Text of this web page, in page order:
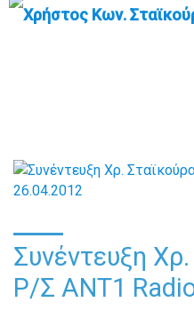
Συνέντευξη
Ρ/Σ ANT1